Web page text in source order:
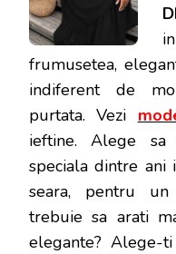
frumusetea,
indiferent de
purtata. Vezi
ieftine. Alege
speciala dintre
seara, pentru
trebuie sa arati
elegante? Alege-